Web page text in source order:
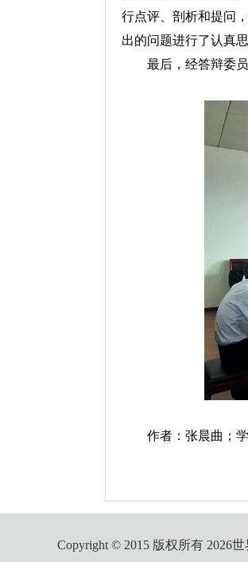
行点评、剖析和提问
出的问题进行了认真
最后，经答辩委
作者：张晨曲；
Copyright © 2015 版权所有 2026